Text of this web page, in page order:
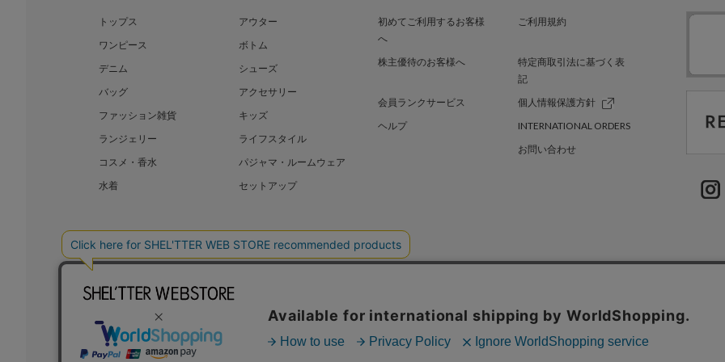
トップス
アウター
ワンピース
ボトム
デニム
シューズ
バッグ
アクセサリー
ファッション雑貨
キッズ
ランジェリー
ライフスタイル
コスメ・香水
パジャマ・ルームウェア
水着
セットアップ
初めてご利用するお客様
へ
ご利用規約
株主優待のお客様へ
特定商取引法に基づく表
記
会員ランクサービス
個人情報保護方針
ヘルプ
INTERNATIONAL ORDERS
お問い合わせ
BAROQUE JAPAN LIMITED The SHEL'TTER TOKYO SHEL’TTER GREEN